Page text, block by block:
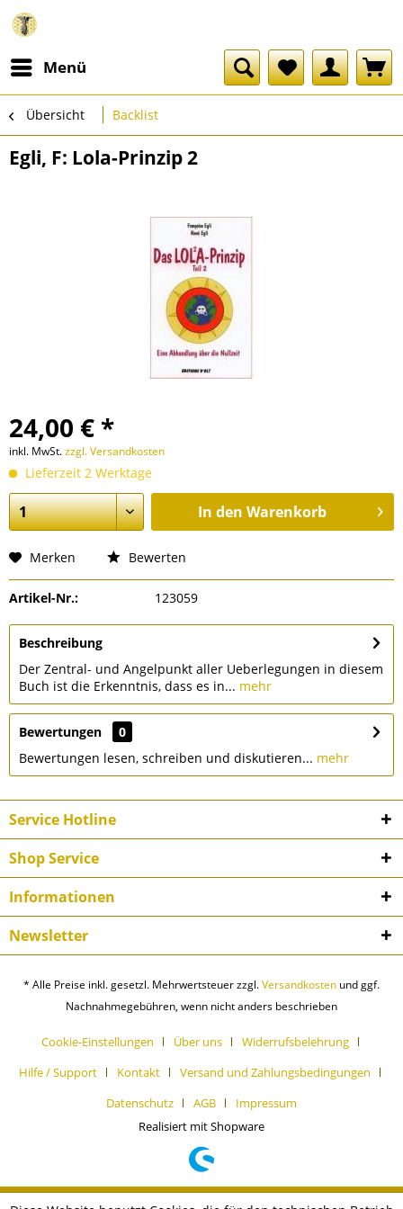
Menü
Übersicht Backlist
Egli, F: Lola-Prinzip 2
24,00 € *
inkl. MwSt.zzgl. Versandkosten
Lieferzeit 2 Werktage
In den Warenkorb
Merken Bewerten
Artikel-Nr.: 123059
Beschreibung
Der Zentral- und Angelpunkt aller Ueberlegungen in diesem
Buch ist die Erkenntnis, dass es in... mehr
Bewertungen
0
Bewertungen lesen, schreiben und diskutieren... mehr
Service Hotline
Shop Service
Informationen
Newsletter
* Alle Preise inkl. gesetzl. Mehrwertsteuer zzgl.Versandkosten und ggf.
Nachnahmegebühren, wenn nicht anders beschrieben
Cookie-Einstellungen Über uns
Widerrufsbelehrung
Hilfe / Support
Kontakt
Versand und Zahlungsbedingungen
Datenschutz
AGB
Impressum
Realisiert mit Shopware